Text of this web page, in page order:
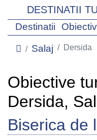
DESTINATII
Destinatii
Salaj Dersida
Obiective
Dersida,
Biserica de